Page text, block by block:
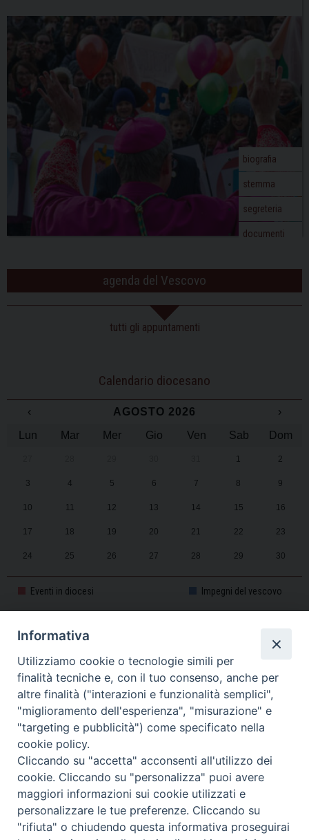
biografia
stemma
segreteria
documenti
agenda del Vescovo
tutti gli appuntamenti
Calendario diocesano
‹ AGOSTO 2026
›
Lun
Mar Mer Gio Ven Sab Dom
1 2
3 4 5 6 7 8 9
10 11 12 13 14 15 16
17 18 19 20 21 22 23
24 25 26 27 28 29 30
31 1 2 3 4 5 6
Eventi in diocesi Impegni del vescovo
CALENDARIO PASTORALE 2025-2026
Piazza Duomo, 11 - 27100 Pavia - Tel. 0382.386511 - Fax
Twitter
Informativa
Utilizziamo cookie o tecnologie simili per
finalità tecniche e, con il tuo consenso, anche per
altre finalità ("interazioni e funzionalità semplici",
"miglioramento dell'esperienza", "misurazione" e
"targeting e pubblicità") come specificato nella
cookie policy.
Cliccando su "accetta" acconsenti all'utilizzo dei
cookie. Cliccando su "personalizza" puoi avere
maggiori informazioni sui cookie utilizzati e
personalizzare le tue preferenze. Cliccando su
"rifiuta" o chiudendo questa informativa proseguirai